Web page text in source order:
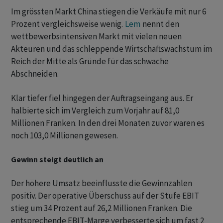
Im grössten Markt China stiegen die Verkäufe mit nur 6
Prozent vergleichsweise wenig. Lem nennt den
wettbewerbsintensiven Markt mit vielen neuen
Akteuren und das schleppende Wirtschaftswachstum im
Reich der Mitte als Gründe für das schwache
Abschneiden.
Klar tiefer fiel hingegen der Auftragseingang aus. Er
halbierte sich im Vergleich zum Vorjahr auf 81,0
Millionen Franken. In den drei Monaten zuvor waren es
noch 103,0 Millionen gewesen.
Gewinn steigt deutlich an
Der höhere Umsatz beeinflusste die Gewinnzahlen
positiv. Der operative Überschuss auf der Stufe EBIT
stieg um 34 Prozent auf 26,2 Millionen Franken. Die
entsprechende EBIT-Marge verbesserte sich um fast 2